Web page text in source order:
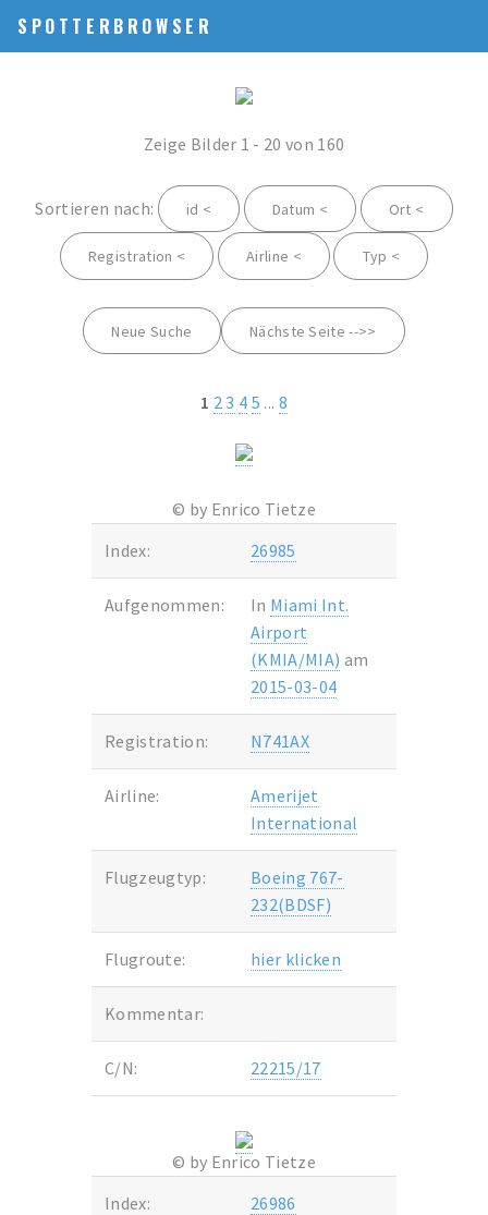
SPOTTERBROWSER
Zeige Bilder 1 - 20 von 160
Sortieren nach: id < Datum < Ort <
Registration < Airline < Typ <
Neue Suche Nächste Seite -->>
1 23 4 5 ... 8
© by Enrico Tietze
Index:
26985
Aufgenommen: In Miami Int.
Airport
(KMIA/MIA) am
2015-03-04
Registration: N741AX
Airline:
Amerijet
International
Flugzeugtyp:
Boeing 767-
232(BDSF)
Flugroute: hier klicken
Kommentar:
C/N: 22215/17
© by Enrico Tietze
Index:
26986